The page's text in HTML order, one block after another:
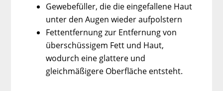
Gewebefüller, die die eingefallene Haut
unter den Augen wieder aufpolstern
Fettentfernung zur Entfernung von
überschüssigem Fett und Haut,
wodurch eine glattere und
gleichmäßigere Oberfläche entsteht.